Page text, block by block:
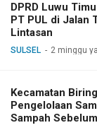
DPRD Luwu
PT PUL di Jalan
Lintasan
SULSEL 2 minggu
Kecamatan
Pengelolaan
Sampah